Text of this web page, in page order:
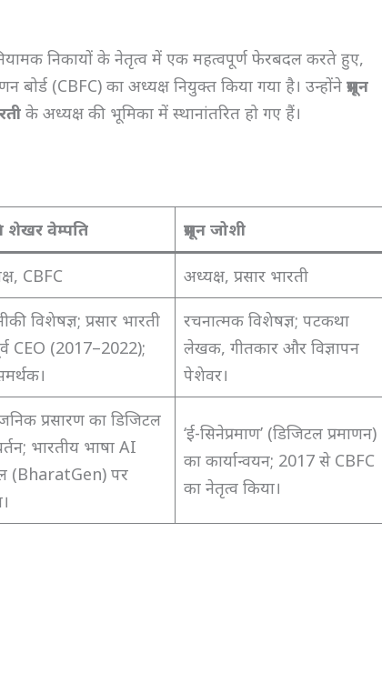
निकायों के नेतृत्व में एक महत्वपूर्ण फेरबदल करते हुए,
बोर्ड (CBFC) का अध्यक्ष नियुक्त किया गया है। उन्होंनेप्रसून
के अध्यक्ष की भूमिका में स्थानांतरित हो गए हैं।
शेखर वेम्पति प्रसून जोशी
CBFC अध्यक्ष, प्रसार भारती
विशेषज्ञ; प्रसार भारती
CEO (2017–2022);
रचनात्मक विशेषज्ञ; पटकथा
लेखक, गीतकार और विज्ञापन
पेशेवर।
प्रसारण का डिजिटल
भारतीय भाषा AI
(BharatGen) पर
‘ई-सिनेप्रमाण’ (डिजिटल प्रमाणन)
का कार्यान्वयन; 2017 से CBFC
का नेतृत्व किया।